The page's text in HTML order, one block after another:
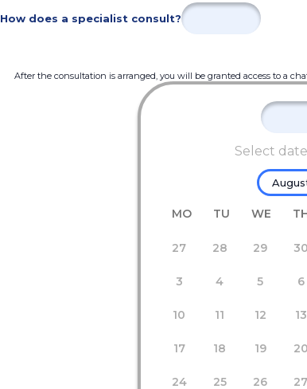
How does a specialist consult?
After the consultation is arranged, you will be granted access to a
Select
MO TU WE
27 28 29 30
3 4 5 6
10 11 12 13
17 18 19 20
24 25 26 27